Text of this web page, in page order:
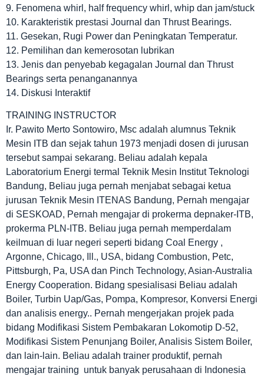
9. Fenomena whirl, half frequency whirl, whip dan jam/stuck
10. Karakteristik prestasi Journal dan Thrust Bearings.
11. Gesekan, Rugi Power dan Peningkatan Temperatur.
12. Pemilihan dan kemerosotan lubrikan
13. Jenis dan penyebab kegagalan Journal dan Thrust
Bearings serta penanganannya
14. Diskusi Interaktif
TRAINING INSTRUCTOR
Ir. Pawito Merto Sontowiro, Msc adalah alumnus Teknik
Mesin ITB dan sejak tahun 1973 menjadi dosen di jurusan
tersebut sampai sekarang. Beliau adalah kepala
Laboratorium Energi termal Teknik Mesin Institut Teknologi
Bandung, Beliau juga pernah menjabat sebagai ketua
jurusan Teknik Mesin ITENAS Bandung, Pernah mengajar
di SESKOAD, Pernah mengajar di prokerma depnaker-ITB,
prokerma PLN-ITB. Beliau juga pernah memperdalam
keilmuan di luar negeri seperti bidang Coal Energy ,
Argonne, Chicago, Ill., USA, bidang Combustion, Petc,
Pittsburgh, Pa, USA dan Pinch Technology, Asian-Australia
Energy Cooperation. Bidang spesialisasi Beliau adalah
Boiler, Turbin Uap/Gas, Pompa, Kompresor, Konversi Energi
dan analisis energy.. Pernah mengerjakan projek pada
bidang Modifikasi Sistem Pembakaran Lokomotip D-52,
Modifikasi Sistem Penunjang Boiler, Analisis Sistem Boiler,
dan lain-lain. Beliau adalah trainer produktif, pernah
mengajar training untuk banyak perusahaan di Indonesia